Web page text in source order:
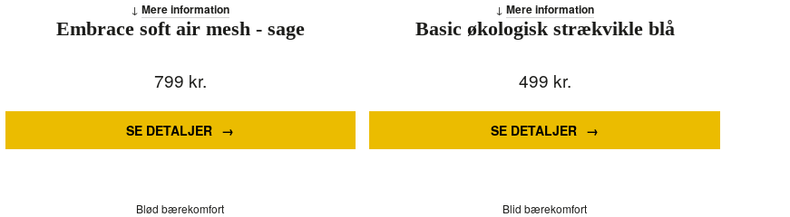
Embrace soft air mesh - sage
799 kr.
SE DETALJER
Mere information
Basic økologisk strækvikle blå
499 kr.
SE DETALJER
Mere information
Blød bærekomfort Blid bærekomfort